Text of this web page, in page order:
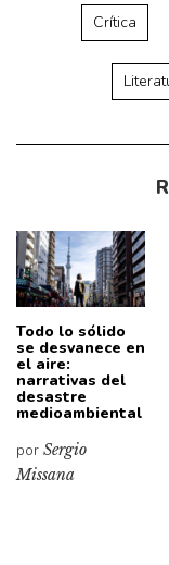
Crítica
Todo lo sólido
se desvanece en
el aire:
narrativas del
desastre
medioambiental
por Sergio
Missana